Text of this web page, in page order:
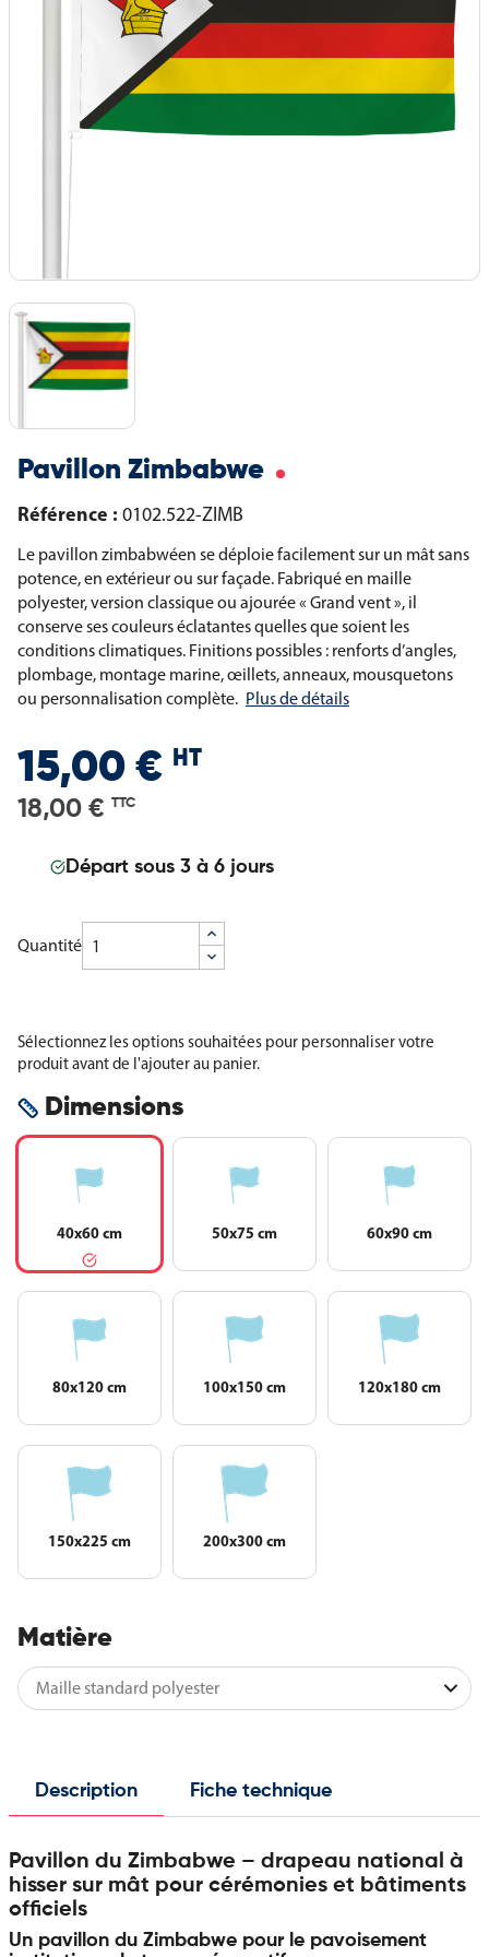
Pavillon Zimbabwe
Référence : 0102.522-ZIMB
Le pavillon zimbabwéen se déploie facilement sur un mât sans
potence, en extérieur ou sur façade. Fabriqué en maille
polyester, version classique ou ajourée « Grand vent », il
conserve ses couleurs éclatantes quelles que soient les
conditions climatiques. Finitions possibles : renforts d’angles,
plombage, montage marine, œillets, anneaux, mousquetons
ou personnalisation complète. Plus de détails
15,00 € HT
18,00 € TTC
Départ sous 3 à 6 jours
Quantité
Sélectionnez les options souhaitées pour personnaliser votre
produit avant de l'ajouter au panier.
Dimensions
40x60 cm 50x75 cm 60x90 cm
80x120 cm 100x150 cm 120x180 cm
150x225 cm 200x300 cm
Matière
Description Fiche technique
Pavillon du Zimbabwe – drapeau national à
hisser sur mât pour cérémonies et bâtiments
officiels
Un pavillon du Zimbabwe pour le pavoisement